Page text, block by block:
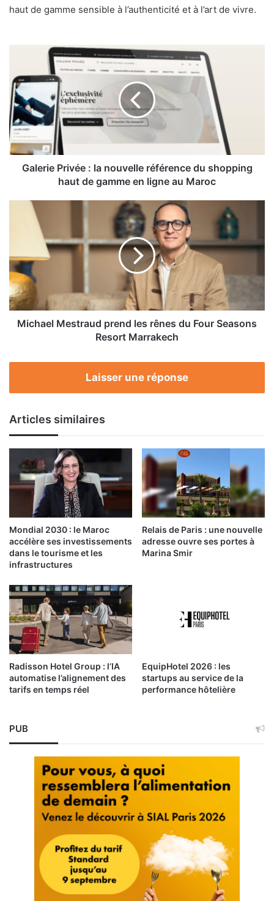
haut de gamme sensible à l’authenticité et à l’art de vivre.
la
nouvelle
référence
du
shopping
haut
Galerie Privée : la nouvelle référence du shopping
haut de gamme en ligne au Maroc
Michael
Mestraud
rênes
du
Four
Seasons
Resort
Marrakech
Michael Mestraud prend les rênes du Four Seasons
Resort Marrakech
Laisser une réponse
Articles similaires
Mondial 2030 : le Maroc
accélère ses investissements
dans le tourisme et les
infrastructures
Relais de Paris : une nouvelle
adresse ouvre ses portes à
Marina Smir
Radisson Hotel Group : l’IA
automatise l’alignement des
tarifs en temps réel
EquipHotel 2026 : les
startups au service de la
performance hôtelière
PUB